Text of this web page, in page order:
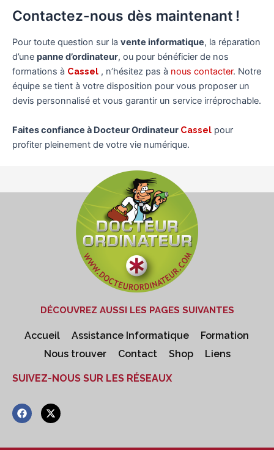
Contactez-nous dès maintenant !
Pour toute question sur la vente informatique, la réparation
d’une panne d’ordinateur, ou pour bénéficier de nos
formations à Cassel , n’hésitez pas à nous contacter. Notre
équipe se tient à votre disposition pour vous proposer un
devis personnalisé et vous garantir un service irréprochable.
Faites confiance à Docteur Ordinateur Cassel pour
profiter pleinement de votre vie numérique.
DÉCOUVREZ AUSSI LES PAGES SUIVANTES
Accueil Assistance Informatique
Formation
Nous trouver
Contact Shop Liens
SUIVEZ-NOUS SUR LES RÉSEAUX
F
a
b
X
-
i